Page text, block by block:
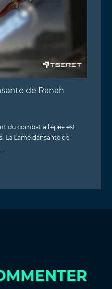
de Ranah
du combat à l'épée est
La Lame dansante de